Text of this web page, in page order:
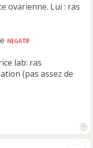
ovarienne. Lui : ras
lab: ras
(pas assez de